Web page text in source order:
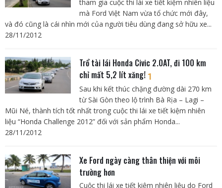
tham gia cuộc thi lái xe tiết kiệm nhiên liệu
mà Ford Việt Nam vừa tổ chức mới đây,
và đó cũng là cái nhìn mới của người tiêu dùng đang sở hữu xe...
28/11/2012
Trổ tài lái Honda Civic 2.0AT, đi 100 km
chỉ mất 5,2 lít xăng! 1
Sau khi kết thúc chặng đường dài 270 km
từ Sài Gòn theo lộ trình Bà Rịa – Lagi –
Mũi Né, thành tích tốt nhất trong cuộc thi lái xe tiết kiệm nhiên
liệu “Honda Challenge 2012” đối với sản phẩm Honda...
28/11/2012
Xe Ford ngày càng thân thiện với môi
trường hơn
Cuộc thi lái xe tiết kiệm nhiên liệu do Ford